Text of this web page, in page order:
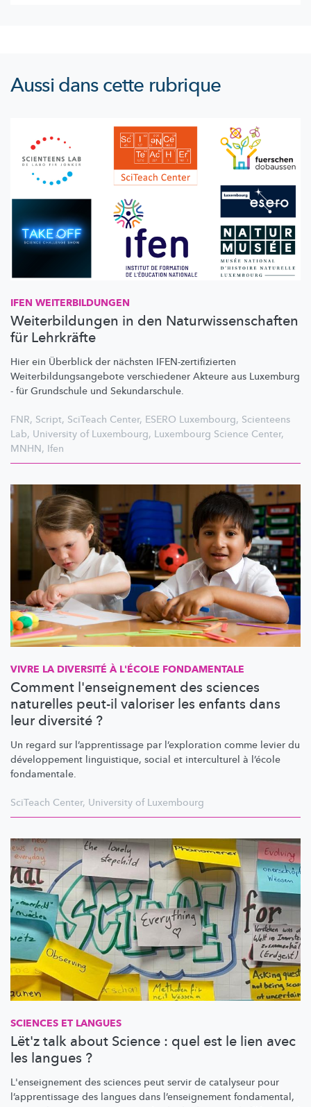
Aussi dans cette rubrique
IFEN WEITERBILDUNGEN
Weiterbildungen in den Naturwissenschaften
für Lehrkräfte
Hier ein Überblick der nächsten IFEN-zertifizierten
Weiterbildungsangebote verschiedener Akteure aus Luxemburg
- für Grundschule und Sekundarschule.
FNR, Script, SciTeach Center, ESERO Luxembourg, Scienteens
Lab, University of Luxembourg, Luxembourg Science Center,
MNHN, Ifen
VIVRE LA DIVERSITÉ À L'ÉCOLE FONDAMENTALE
Comment l'enseignement des sciences
naturelles peut-il valoriser les enfants dans
leur diversité ?
Un regard sur l’apprentissage par l’exploration comme levier du
développement linguistique, social et interculturel à l’école
fondamentale.
SciTeach Center, University of Luxembourg
SCIENCES ET LANGUES
Lët'z talk about Science : quel est le lien avec
les langues ?
L'enseignement des sciences peut servir de catalyseur pour
l’apprentissage des langues dans l’enseignement fondamental,